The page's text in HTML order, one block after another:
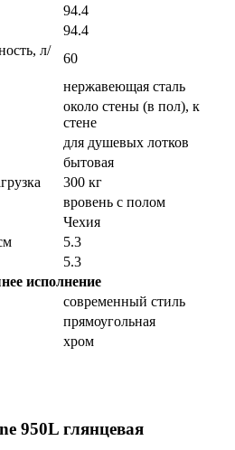
94.4
94.4
л/
60
нержавеющая сталь
около стены (в пол), к
стене
для душевых лотков
бытовая
300 кг
вровень с полом
Чехия
5.3
5.3
исполнение
современный стиль
прямоугольная
хром
950L глянцевая